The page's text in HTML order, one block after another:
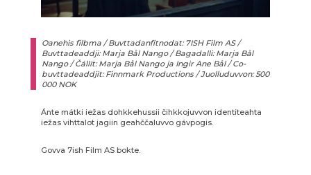
Oanehis filbma / Buvttadanfitnodat: 7ISH Film AS /
Buvttadeaddji: Marja Bål Nango / Bagadalli: Marja Bål
Nango / Čállit: Marja Bål Nango ja Ingir Ane Bål / Co-
buvttadeaddjit: Finnmark Productions / Juolluduvvon: 500
000 NOK
Ánte mátki iežas dohkkehussii čihkkojuvvon identiteahta
iežas vihttalot jagiin geahččaluvvo gávpogis.
Govva 7ish Film AS bokte.